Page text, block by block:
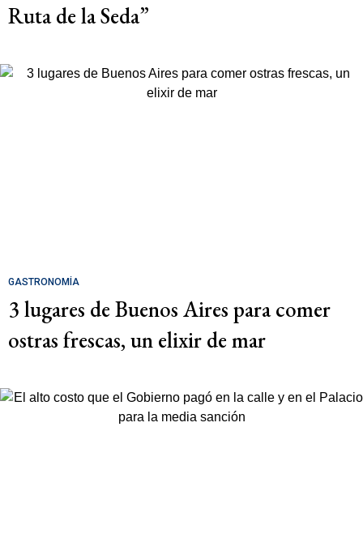
Ruta de la Seda”
GASTRONOMÍA
3 lugares de Buenos Aires para comer
ostras frescas, un elixir de mar